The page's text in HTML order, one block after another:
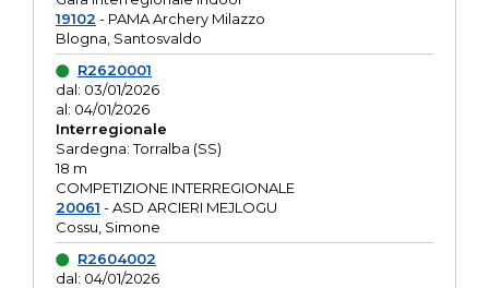
19102 - PAMA Archery Milazzo
Blogna, Santosvaldo
R2620001
dal: 03/01/2026
al: 04/01/2026
Interregionale
Sardegna: Torralba (SS)
18 m
COMPETIZIONE INTERREGIONALE
20061 - ASD ARCIERI MEJLOGU
Cossu, Simone
R2604002
dal: 04/01/2026